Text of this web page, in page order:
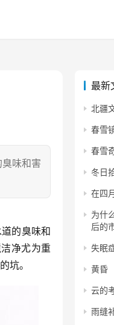
味和害
净尤为重
坑。
最新
北疆
春雪
春雪
冬日
在四
为什
后的
失眠
黄昏
云的
雨缝